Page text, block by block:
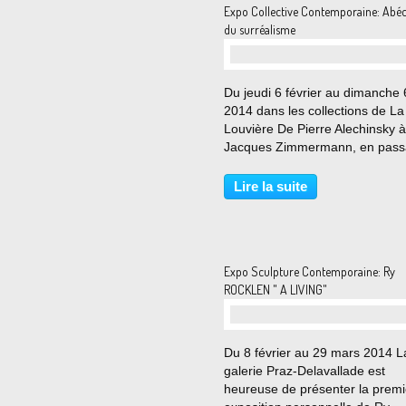
Expo Collective Contemporaine:
du surréalisme
Du jeudi 6 février au dimanche
2014 dans les collections de La
Louvière De Pierre Alechinsky à
Jacques Zimmermann, en
Magritte, Man Ray ou Marcel
l’exposition Abécédaire du
Lire la suite
Expo Sculpture Contemporaine: Ry
ROCKLEN " A LIVING"
Du 8 février au 29 mars 2014
galerie Praz-Delavallade est
heureuse de présenter la